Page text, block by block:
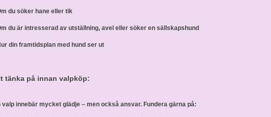
du söker hane eller tik
du är intresserad av utställning, avel eller söker en sällskapshund
din framtidsplan med hund ser ut
tänka på innan valpköp:
valp innebär mycket glädje – men också ansvar. Fundera gärna på: